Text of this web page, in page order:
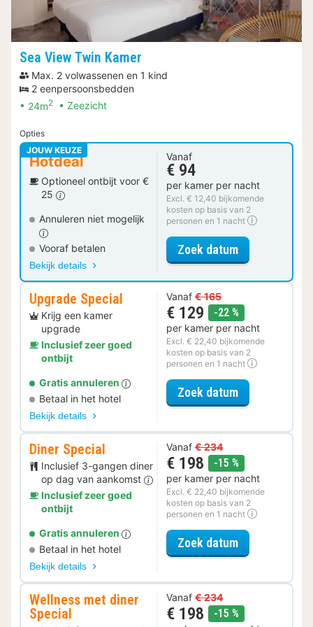
Sea View Twin Kamer
Max. 2 volwassenen en 1 kind
2 eenpersoonsbedden
24m2 Zeezicht
Opties
JOUW KEUZE
Hotdeal
Optioneel ontbijt voor €
25
Annuleren niet mogelijk
Vooraf betalen
Bekijk details
Vanaf
€ 94
per kamer per nacht
Excl. € 12,40 bijkomende
kosten op basis van 2
personen en 1 nacht
Zoek datumvoor Sea
Upgrade Special
Krijg een kamer
upgrade
Inclusief zeer goed
ontbijt
Gratis annuleren
Betaal in het hotel
Bekijk details
Vanaf € 165
€ 129 -22 %
per kamer per nacht
Excl. € 22,40 bijkomende
kosten op basis van 2
personen en 1 nacht
Zoek datumvoor Upgrade
Diner Special
Inclusief 3-gangen diner
op dag van aankomst
Inclusief zeer goed
ontbijt
Gratis annuleren
Betaal in het hotel
Bekijk details
Vanaf € 234
€ 198 -15 %
per kamer per nacht
Excl. € 22,40 bijkomende
kosten op basis van 2
personen en 1 nacht
Zoek datumvoor Diner
Wellness met diner
Special
Vanaf € 234
€ 198 -15 %